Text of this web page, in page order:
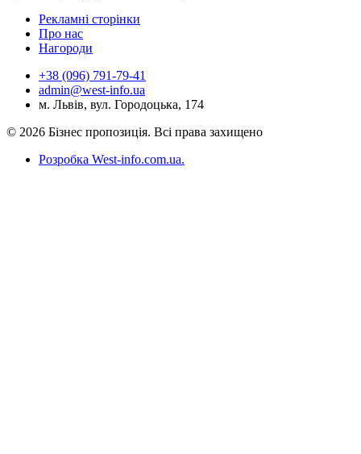
Рекламні сторінки
Про нас
Нагороди
+38 (096) 791-79-41
admin@west-info.ua
м. Львів, вул. Городоцька, 174
© 2026 Бізнес пропозиція. Всі права захищено
Розробка West-info.com.ua.